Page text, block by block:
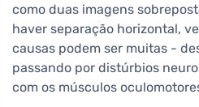
como duas imagens
haver separação horizontal,
causas podem ser muitas -
passando por distúrbios
com os músculos